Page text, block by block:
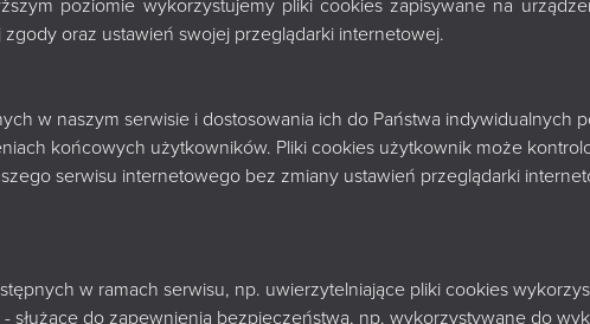
oraz ustawień swojej przeglądarki internetowej.
w naszym serwisie i dostosowania ich do Państwa indywidualnych
końcowych użytkowników. Pliki cookies użytkownik może
serwisu internetowego bez zmiany ustawień przeglądarki
w ramach serwisu, np. uwierzytelniające pliki cookies
służące do zapewnienia bezpieczeństwa, np. wykorzystywane do
−